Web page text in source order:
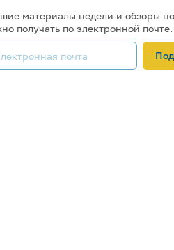
материалы недели и обзоры
получать по электронной почте.